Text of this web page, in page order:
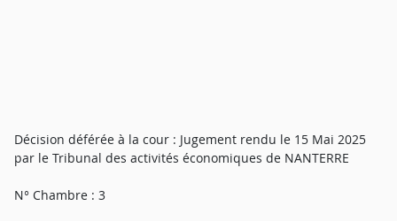
Décision déférée à la cour : Jugement rendu le 15 Mai 2025
par le Tribunal des activités économiques de NANTERRE
N° Chambre : 3